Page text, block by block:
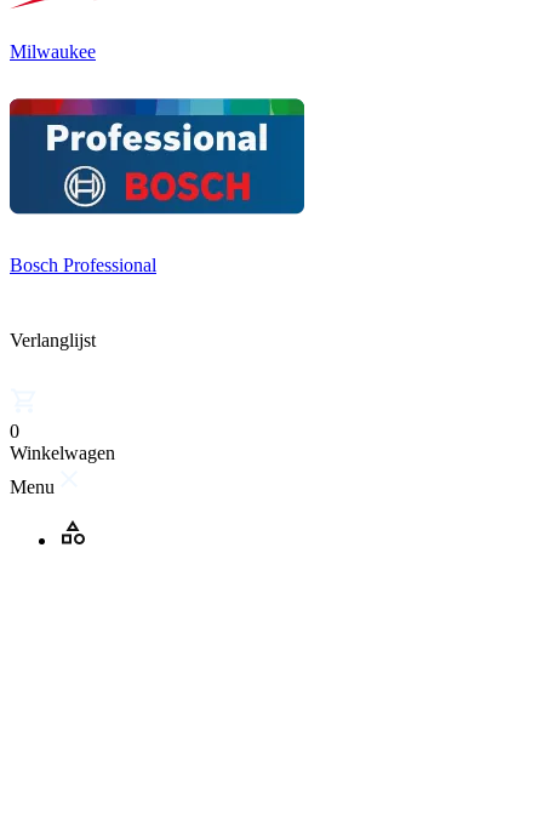
Milwaukee
Bosch Professional
Verlanglijst
0
Winkelwagen
Menu